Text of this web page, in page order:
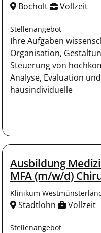
Bocholt Vollzeit
Stellenangebot
Ihre Aufgaben
Organisation,
Steuerung von
Analyse, Evaluation
hausindividuelle
Ausbildung
MFA (m/w/d)
Klinikum
Stadtlohn Vollzeit
Stellenangebot